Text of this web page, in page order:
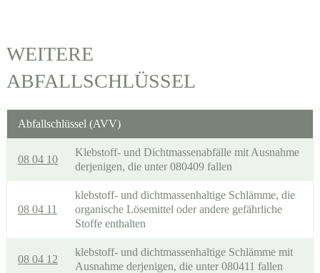
WEITERE
ABFALLSCHLÜSSEL
Abfallschlüssel (AVV)
08 04 10
Klebstoff- und Dichtmassenabfälle mit Ausnahme
derjenigen, die unter 080409 fallen
08 04 11
klebstoff- und dichtmassenhaltige Schlämme, die
organische Lösemittel oder andere gefährliche
Stoffe enthalten
08 04 12
klebstoff- und dichtmassenhaltige Schlämme mit
Ausnahme derjenigen, die unter 080411 fallen